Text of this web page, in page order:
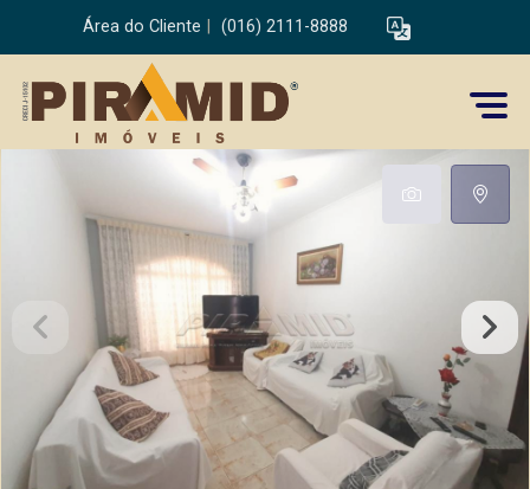
Área do Cliente (016) 2111-8888